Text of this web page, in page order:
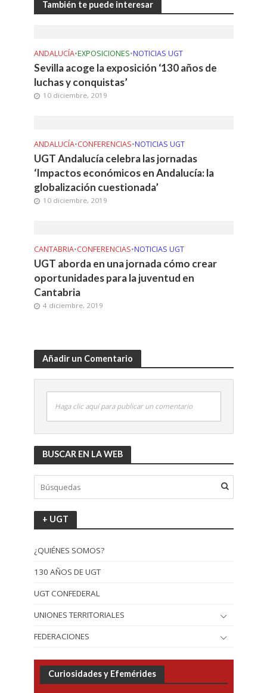
También te puede interesar
ANDALUCÍA•EXPOSICIONES•NOTICIAS UGT
Sevilla acoge la exposición ‘130 años de
luchas y conquistas’
10 diciembre, 2019
ANDALUCÍA•CONFERENCIAS•NOTICIAS UGT
UGT Andalucía celebra las jornadas
‘Impactos económicos en Andalucía: la
globalización cuestionada’
10 diciembre, 2019
CANTABRIA•CONFERENCIAS•NOTICIAS UGT
UGT aborda en una jornada cómo crear
oportunidades para la juventud en
Cantabria
4 diciembre, 2019
Añadir un Comentario
Haga clic aquí para publicar un comentario
BUSCAR EN LA WEB
+ UGT
¿QUIÉNES SOMOS?
130 AÑOS DE UGT
UGT CONFEDERAL
UNIONES TERRITORIALES
FEDERACIONES
Curiosidades y Efemérides